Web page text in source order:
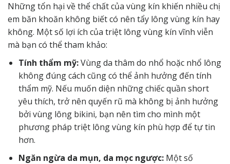
Những tổn hại về thể chất của vùng kín khiến nhiều chị
em băn khoăn không biết có nên tẩy lông vùng kín hay
không. Một số lợi ích của triệt lông vùng kín vĩnh viễn
mà bạn có thể tham khảo:
Tính thẩm mỹ:Vùng da thâm do nhổ hoặc nhổ lông
không đúng cách cũng có thể ảnh hưởng đến tính
thẩm mỹ. Nếu muốn diện những chiếc quần short
yêu thích, trở nên quyến rũ mà không bị ảnh hưởng
bởi vùng lông bikini, bạn nên tìm cho mình một
phương pháp triệt lông vùng kín phù hợp để tự tin
hơn.
Ngăn ngừa da mụn, da mọc ngược:Một số